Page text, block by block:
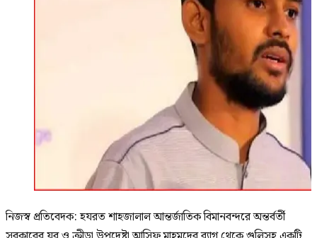
নিজস্ব প্রতিবেদক: হযরত শাহজালাল আন্তর্জাতিক বিমানবন্দরে অন্তর্বর্তী